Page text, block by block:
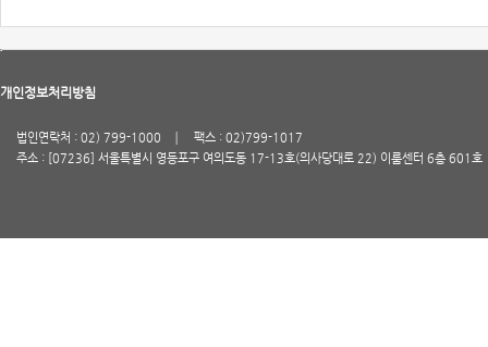
개인정보처리방침
법인연락처 : 02) 799-1000
팩스 : 02)799-1017
주소 : [07236] 서울특별시 영등포구 여의도동 17-13호(의사당대로 22) 이룸센터 6층 601호